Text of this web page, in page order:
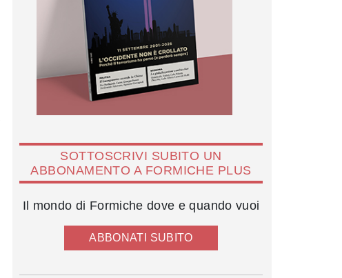
SOTTOSCRIVI SUBITO UN
ABBONAMENTO A FORMICHE PLUS
Il mondo di Formiche dove e quando vuoi
ABBONATI SUBITO